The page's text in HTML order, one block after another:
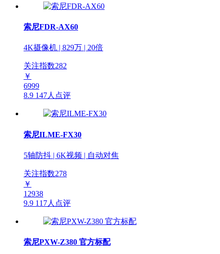
索尼FDR-AX60
4K摄像机 | 829万 | 20倍
关注指数282
￥
6999
8.9 147人点评
索尼ILME-FX30
5轴防抖 | 6K视频 | 自动对焦
关注指数278
￥
12938
9.9 117人点评
索尼PXW-Z380 官方标配